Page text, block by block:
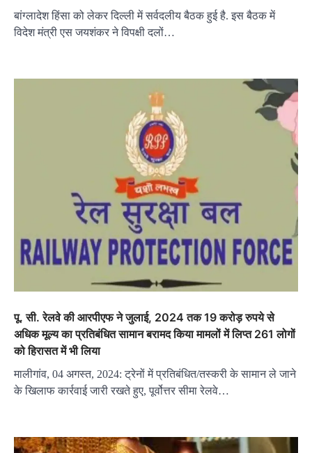
बांग्लादेश हिंसा को लेकर दिल्ली में सर्वदलीय बैठक हुई है. इस बैठक में
विदेश मंत्री एस जयशंकर ने विपक्षी दलों…
पू. सी. रेलवे की आरपीएफ ने जुलाई, 2024 तक 19 करोड़ रुपये से
अधिक मूल्य का प्रतिबंधित सामान बरामद किया मामलों में लिप्त 261 लोगों
को हिरासत में भी लिया
मालीगांव, 04 अगस्त, 2024: ट्रेनों में प्रतिबंधित/तस्करी के सामान ले जाने
के खिलाफ कार्रवाई जारी रखते हुए, पूर्वोत्तर सीमा रेलवे…